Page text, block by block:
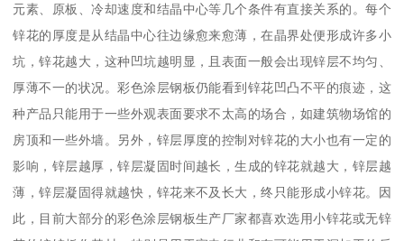
元素、原板、冷却速度和结晶中心等几个条件有直接关系的。每个
锌花的厚度是从结晶中心往边缘愈来愈薄，在晶界处便形成许多小
坑，锌花越大，这种凹坑越明显，且表面一般会出现锌层不均匀、
厚薄不一的状况。彩色涂层钢板仍能看到锌花凹凸不平的痕迹，这
种产品只能用于一些外观表面要求不太高的场合，如建筑物场馆的
房顶和一些外墙。另外，锌层厚度的控制对锌花的大小也有一定的
影响，锌层越厚，锌层凝固时间越长，生成的锌花就越大，锌层越
薄，锌层凝固得就越快，锌花来不及长大，终只能形成小锌花。因
此，目前大部分的彩色涂层钢板生产厂家都喜欢选用小锌花或无锌